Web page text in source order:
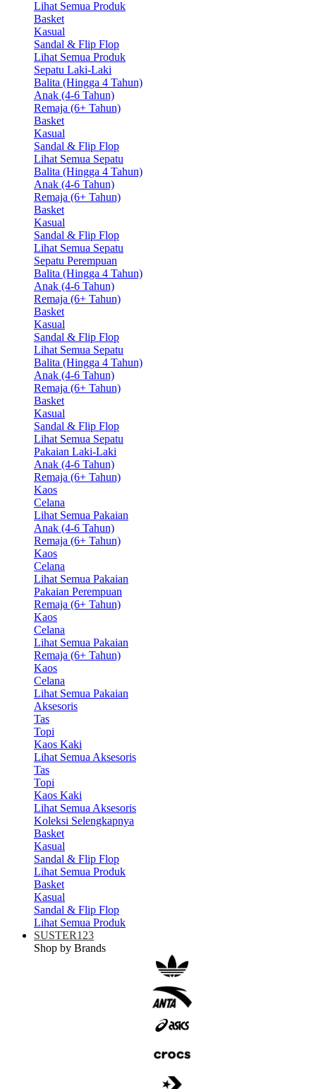
Lihat Semua Produk
Basket
Kasual
Sandal & Flip Flop
Lihat Semua Produk
Sepatu Laki-Laki
Balita (Hingga 4 Tahun)
Anak (4-6 Tahun)
Remaja (6+ Tahun)
Basket
Kasual
Sandal & Flip Flop
Lihat Semua Sepatu
Balita (Hingga 4 Tahun)
Anak (4-6 Tahun)
Remaja (6+ Tahun)
Basket
Kasual
Sandal & Flip Flop
Lihat Semua Sepatu
Sepatu Perempuan
Balita (Hingga 4 Tahun)
Anak (4-6 Tahun)
Remaja (6+ Tahun)
Basket
Kasual
Sandal & Flip Flop
Lihat Semua Sepatu
Balita (Hingga 4 Tahun)
Anak (4-6 Tahun)
Remaja (6+ Tahun)
Basket
Kasual
Sandal & Flip Flop
Lihat Semua Sepatu
Pakaian Laki-Laki
Anak (4-6 Tahun)
Remaja (6+ Tahun)
Kaos
Celana
Lihat Semua Pakaian
Anak (4-6 Tahun)
Remaja (6+ Tahun)
Kaos
Celana
Lihat Semua Pakaian
Pakaian Perempuan
Remaja (6+ Tahun)
Kaos
Celana
Lihat Semua Pakaian
Remaja (6+ Tahun)
Kaos
Celana
Lihat Semua Pakaian
Aksesoris
Tas
Topi
Kaos Kaki
Lihat Semua Aksesoris
Tas
Topi
Kaos Kaki
Lihat Semua Aksesoris
Koleksi Selengkapnya
Basket
Kasual
Sandal & Flip Flop
Lihat Semua Produk
Basket
Kasual
Sandal & Flip Flop
Lihat Semua Produk
SUSTER123
Shop by Brands